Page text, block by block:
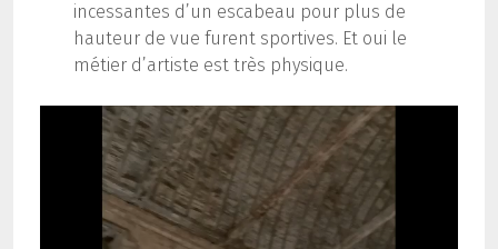
incessantes d’un escabeau pour plus de
hauteur de vue furent sportives. Et oui le
métier d’artiste est très physique.